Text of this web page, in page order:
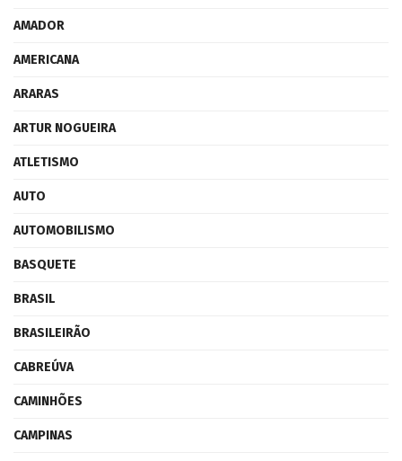
AMADOR
AMERICANA
ARARAS
ARTUR NOGUEIRA
ATLETISMO
AUTO
AUTOMOBILISMO
BASQUETE
BRASIL
BRASILEIRÃO
CABREÚVA
CAMINHÕES
CAMPINAS